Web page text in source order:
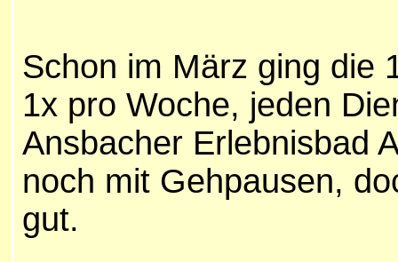
Schon im März ging die
1x pro Woche, jeden
Ansbacher Erlebnisbad
noch mit Gehpausen,
gut.